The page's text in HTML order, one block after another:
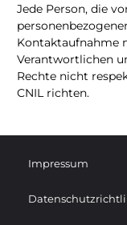
Jede Person, die
Kontaktaufnahme
Verantwortlichen
Rechte nicht
CNIL richten.
Impressum